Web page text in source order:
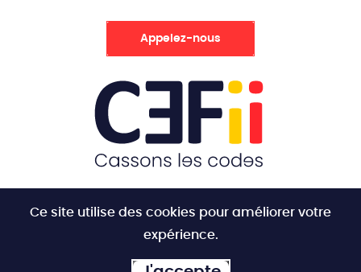
Ce site utilise des cookies pour améliorer votre
expérience.
Appelez-nous